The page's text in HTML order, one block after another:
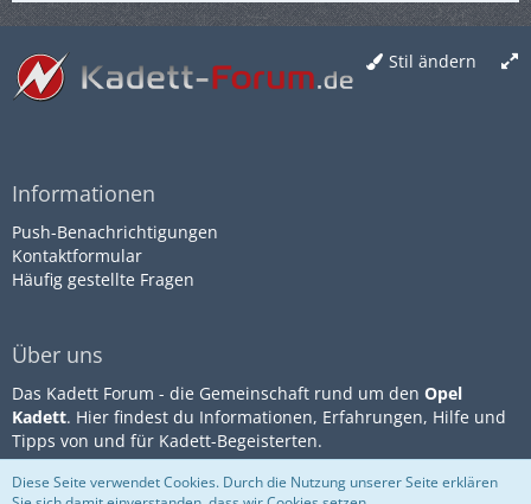
Stil ändern
Informationen
Push-Benachrichtigungen
Kontaktformular
Häufig gestellte Fragen
Über uns
Das Kadett Forum - die Gemeinschaft rund um den Opel
Kadett. Hier findest du Informationen, Erfahrungen, Hilfe und
Tipps von und für Kadett-Begeisterten.
Diese Seite verwendet Cookies. Durch die Nutzung unserer Seite erklären